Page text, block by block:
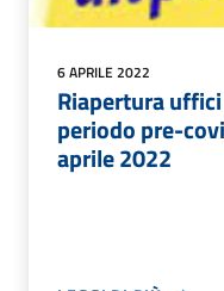
6 APRILE 2022
Riapertura
periodo pre-
aprile 2022